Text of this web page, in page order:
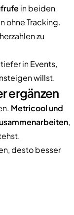
in beiden
ohne Tracking.
zu
in Events,
willst.
ergänzen
Metricool und
,
desto besser